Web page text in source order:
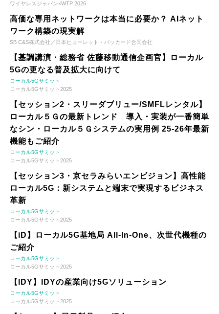
ワイヤレスジャパン×WTP 2026
高価な専用ネットワークは本当に必要か？ AIネット
ワーク構築の現実解
SB C&S株式会社／日本ヒューレット・パッカード合同会社
【基調講演・総務省 佐藤移動通信企画官】ローカル
5Gの更なる普及拡大に向けて
ローカル5Gサミット
ローカル5Gサミット2025
【セッション2・スリーダブリュー/SMFLレンタル】
ローカル５Ｇの最新トレンド 導入・実装が一番簡単
なシン・ローカル５Ｇシステムの実用例 25-26年最新
機能もご紹介
ローカル5Gサミット
ローカル5Gサミット2025
【セッション3・京セラみらいエンビジョン】高性能
ローカル5G：新システムと端末で実現するビジネス
革新
ローカル5Gサミット
ローカル5Gサミット2025
【iD】ローカル5G基地局 All-In-One、次世代機種の
ご紹介
ローカル5Gサミット
ローカル5Gサミット2025
【IDY】IDYの産業向け5Gソリューション
ローカル5Gサミット
ローカル5Gサミット2025